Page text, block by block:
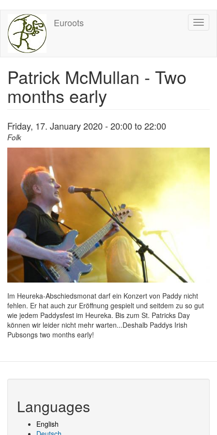
main
content
Euroots
Patrick McMullan - Two
months early
Friday, 17. January 2020 -20:00to22:00
Folk
Im Heureka-Abschiedsmonat darf ein Konzert von Paddy nicht
fehlen. Er hat auch zur Eröffnung gespielt und seitdem zu so gut
wie jedem Paddysfest im Heureka. Bis zum St. Patricks Day
können wir leider nicht mehr warten...Deshalb Paddys Irish
Pubsongs two months early!
Languages
English